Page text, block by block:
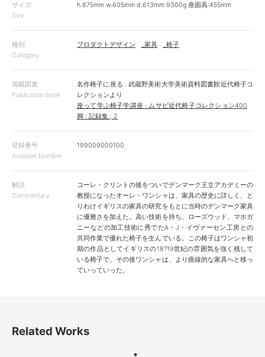
サイズ
Size
h.875mm w.605mm d.613mm 9300g 座面高:455mm
種別
Category
プロダクトデザイン _家具 _椅子
掲載図書
Publication book
名作椅子に座る : 武蔵野美術大学美術資料図書館近代椅子コ
レクションより
座って学ぶ椅子学講座 : ムサビ近代椅子コレクション400
脚 : 記録集 ; 2
登録番号
Assesion Number
199009000100
解説
Commentary
コーレ・クリントの後をついでデンマーク王立アカデミーの
教授になったオーレ・ワンシャは、家具の歴史に詳しく、と
りわけイギリスの家具の研究をもとに当時のデンマーク家具
に優雅さを加えた。高い技術を持ち、ローズウッド、マホガ
ニーなどの加工技術に秀でたA・J・イヴァーセン工房との
共同作業で優れた椅子を生んでいる。この椅子はワンシャ初
期の作品としてイギリスの18?19世紀の雰囲気を強く残して
いる椅子で、その後ワンシャは、より曲線的な家具へと移っ
ていっていった。
Related Works